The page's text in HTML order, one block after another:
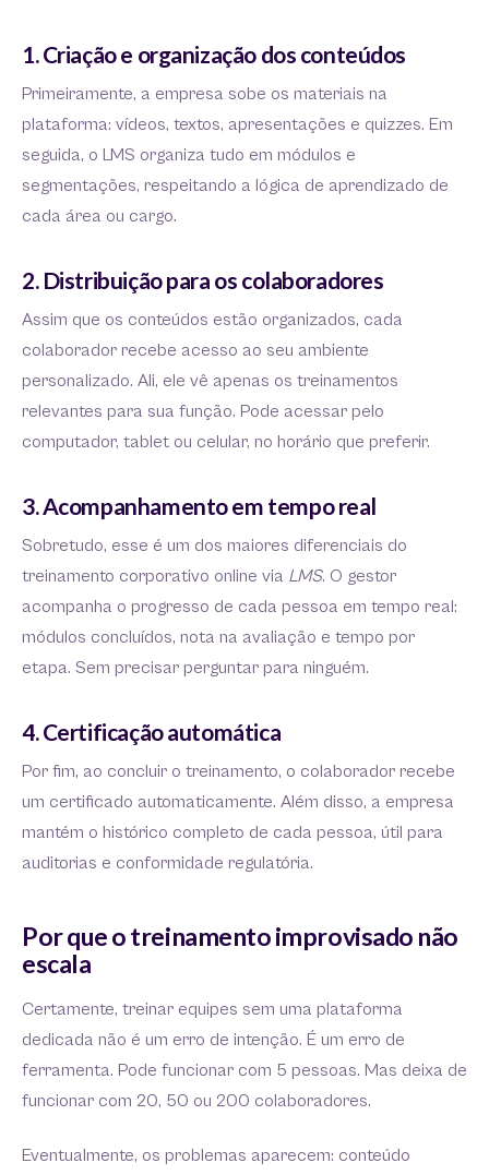
1. Criação e organização dos conteúdos
Primeiramente, a empresa sobe os materiais na
plataforma: vídeos, textos, apresentações e quizzes. Em
seguida, o LMS organiza tudo em módulos e
segmentações, respeitando a lógica de aprendizado de
cada área ou cargo.
2. Distribuição para os colaboradores
Assim que os conteúdos estão organizados, cada
colaborador recebe acesso ao seu ambiente
personalizado. Ali, ele vê apenas os treinamentos
relevantes para sua função. Pode acessar pelo
computador, tablet ou celular, no horário que preferir.
3. Acompanhamento em tempo real
Sobretudo, esse é um dos maiores diferenciais do
treinamento corporativo online via LMS. O gestor
acompanha o progresso de cada pessoa em tempo real:
módulos concluídos, nota na avaliação e tempo por
etapa. Sem precisar perguntar para ninguém.
4. Certificação automática
Por fim, ao concluir o treinamento, o colaborador recebe
um certificado automaticamente. Além disso, a empresa
mantém o histórico completo de cada pessoa, útil para
auditorias e conformidade regulatória.
Por que o treinamento improvisado não
escala
Certamente, treinar equipes sem uma plataforma
dedicada não é um erro de intenção. É um erro de
ferramenta. Pode funcionar com 5 pessoas. Mas deixa de
funcionar com 20, 50 ou 200 colaboradores.
Eventualmente, os problemas aparecem: conteúdo